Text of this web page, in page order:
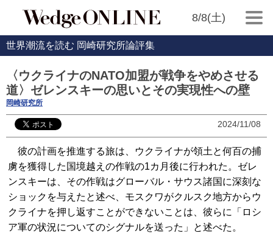
8/8(土)
世界潮流を読む 岡崎研究所論評集
〈ウクライナのNATO加盟が戦争をやめさせる
道〉ゼレンスキーの思いとその実現性への壁
岡崎研究所
2024/11/08
彼の計画を推進する旅は、ウクライナが領土と何百の捕
虜を獲得した国境越えの作戦の1カ月後に行われた。ゼレ
ンスキーは、その作戦はグローバル・サウス諸国に深刻な
ショックを与えたと述べ、モスクワがクルスク地方からウ
クライナを押し返すことができないことは、彼らに「ロシ
ア軍の状況についてのシグナルを送った」と述べた。